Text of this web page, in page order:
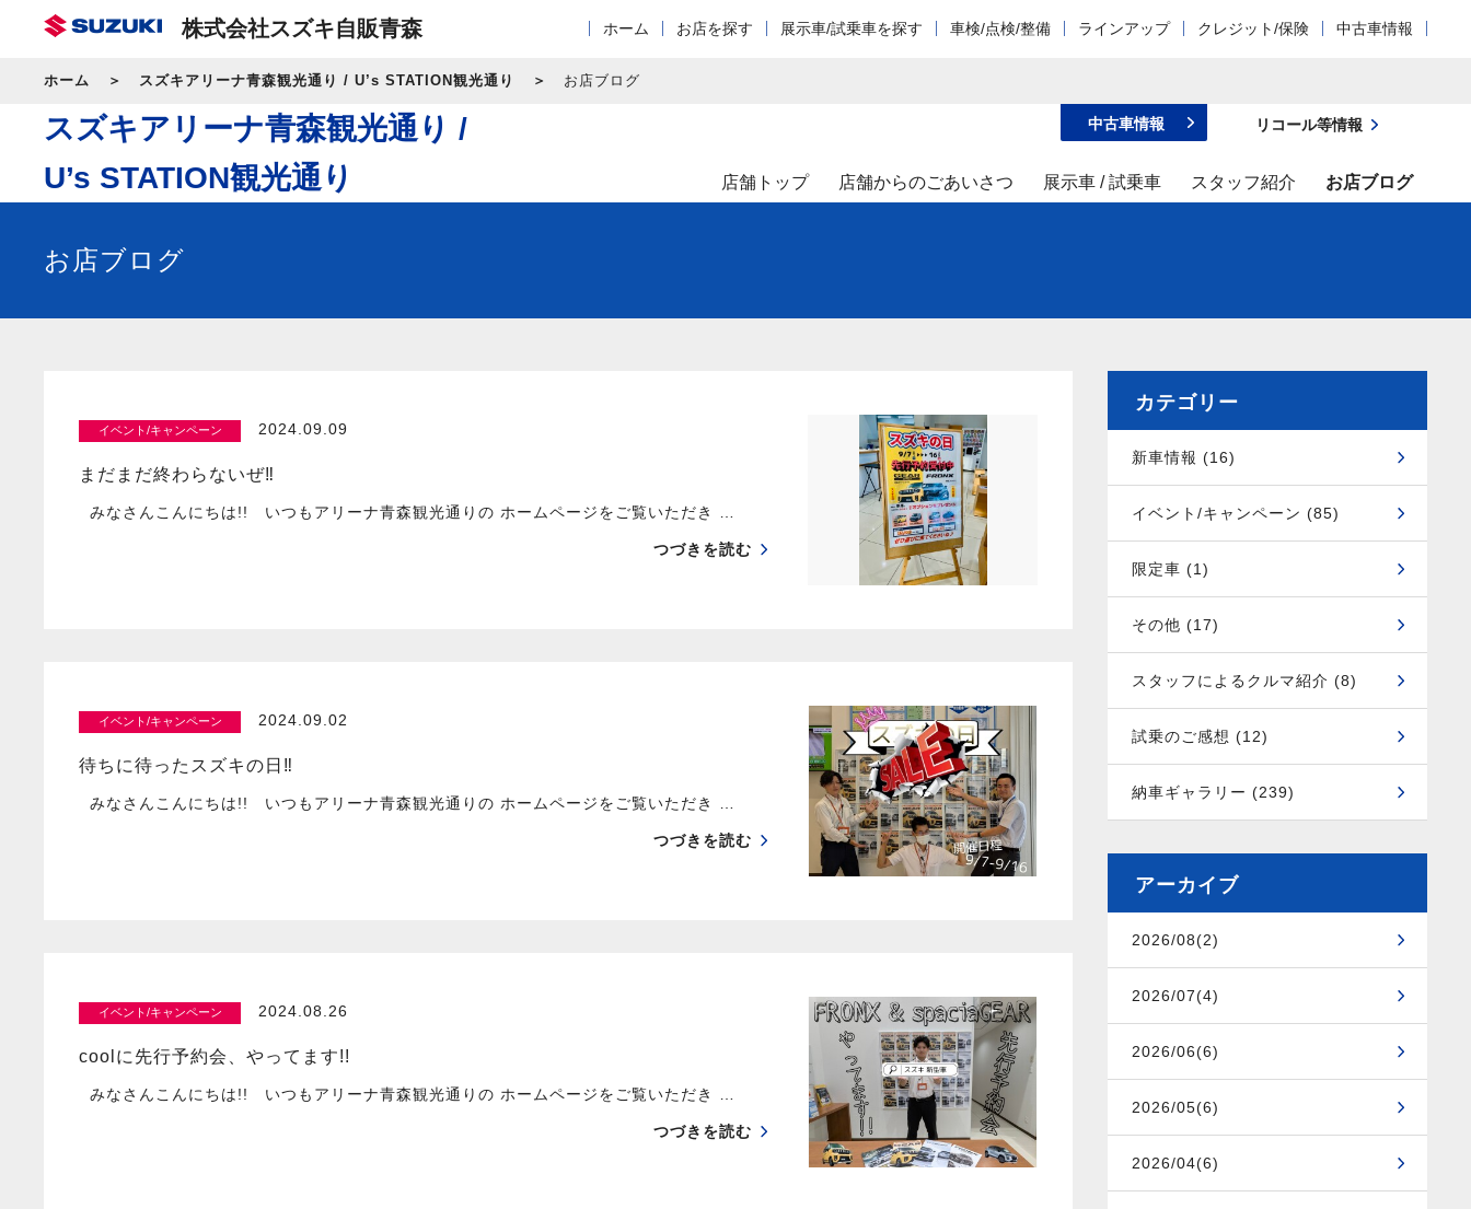
株式会社スズキ自販青森 ホーム お店を探す 展示車/試乗車を探す 車検/点検/整備 ラインアップ クレジット/保険 中古車情報
ホーム スズキアリーナ青森観光通り / U’s STATION観光通り お店ブログ
スズキアリーナ青森観光通り /
U’s STATION観光通り
店舗トップ 店舗からのごあいさつ 展示車 / 試乗車 スタッフ紹介 お店ブログ
中古車情報 リコール等情報
お店ブログ
イベント/キャンペーン 2024.09.09
まだまだ終わらないぜ‼
みなさんこんにちは!! いつもアリーナ青森観光通りの ホームページをご覧いただき …
つづきを読む
イベント/キャンペーン 2024.09.02
待ちに待ったスズキの日‼
みなさんこんにちは!! いつもアリーナ青森観光通りの ホームページをご覧いただき …
つづきを読む
イベント/キャンペーン 2024.08.26
coolに先行予約会、やってます!!
みなさんこんにちは!! いつもアリーナ青森観光通りの ホームページをご覧いただき …
つづきを読む
カテゴリー
新車情報 (16)
イベント/キャンペーン (85)
限定車 (1)
その他 (17)
スタッフによるクルマ紹介 (8)
試乗のご感想 (12)
納車ギャラリー (239)
アーカイブ
2026/08(2)
2026/07(4)
2026/06(6)
2026/05(6)
2026/04(6)